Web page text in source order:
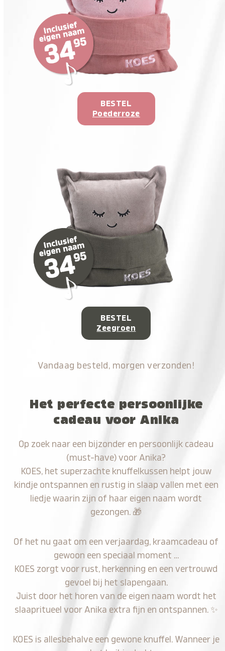
BESTEL
Poederroze
BESTEL
Zeegroen
Vandaag besteld, morgen verzonden!
Het perfecte persoonlijke
cadeau voor Anika
Op zoek naar een bijzonder en persoonlijk cadeau
(must-have) voor Anika?
KOES, het superzachte knuffelkussen helpt jouw
kindje ontspannen en rustig in slaap vallen met een
liedje waarin zijn of haar eigen naam wordt
gezongen. 🎁
Of het nu gaat om een verjaardag, kraamcadeau of
gewoon een speciaal moment …
KOES zorgt voor rust, herkenning en een vertrouwd
gevoel bij het slapengaan.
Juist door het horen van de eigen naam wordt het
slaapritueel voor Anika extra fijn en ontspannen. ✨
KOES is allesbehalve een gewone knuffel. Wanneer je